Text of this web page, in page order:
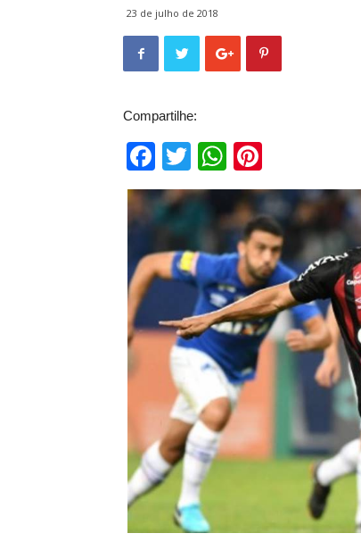
23 de julho de 2018
Compartilhe:
Facebook
TwitterWhatsApp